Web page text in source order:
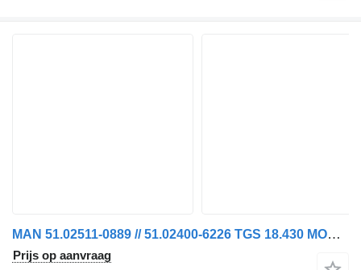
MAN 51.02511-0889 // 51.02400-6226 TGS 18.430 MODEL 2023 zuiger voor vrachtwagen
Prijs op aanvraag